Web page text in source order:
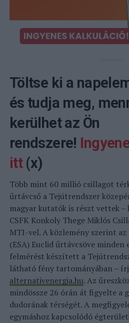
Töltse ki a
és tudja meg,
kerülhet az Ön
rendszere!
itt (x)
Több mint 60 millió csillagot
űrtávcső a Tejútrendszer
magyar kutatók is részt vettek –
CSFK Konkoly Thege Miklós
MTI-vel. A közlemény szerint
(ESA) Euclid űrtávcsöve minden
felmérést készített a
látható fény tartományában –
alternativenergia.hu. Az
mindössze 26 órán át figyelte a
dudorának térségét. A
egymáshoz kapcsolódó